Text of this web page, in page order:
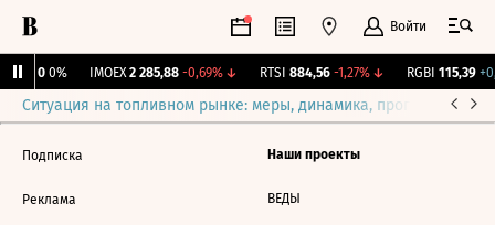
Войти
0 0% IMOEX 2 285,88 -0,69%↓ RTSI 884,56 -1,27%↓ RGBI 115,39
Ситуация на топливном рынке: меры, динамика, прогнозы
Подписка
Реклама
Наши проекты
ВЕДЫ